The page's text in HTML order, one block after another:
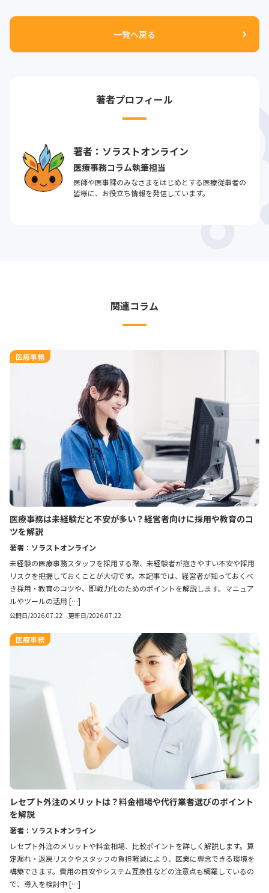
一覧へ戻る
著者プロフィール
著者：ソラストオンライン
医療事務コラム執筆担当
医師や医事課のみなさまをはじめとする医療従事者の
皆様に、お役立ち情報を発信しています。
関連コラム
医療事務
医療事務は未経験だと不安が多い？経営者向けに採用や教育のコ
ツを解説
著者：ソラストオンライン
未経験の医療事務スタッフを採用する際、未経験者が抱きやすい不安や採用
リスクを把握しておくことが大切です。本記事では、経営者が知っておくべ
き採用・教育のコツや、即戦力化のためのポイントを解説します。マニュア
ルやツールの活用 […]
公開日/2026.07.22 更新日/2026.07.22
医療事務
レセプト外注のメリットは？料金相場や代行業者選びのポイント
を解説
著者：ソラストオンライン
レセプト外注のメリットや料金相場、比較ポイントを詳しく解説します。算
定漏れ・返戻リスクやスタッフの負担軽減により、医業に専念できる環境を
構築できます。費用の目安やシステム互換性などの注意点も網羅しているの
で、導入を検討中 […]